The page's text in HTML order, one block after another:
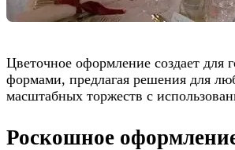
Цветочное оформление создает
формами, предлагая решения для
масштабных торжеств с
Роскошное